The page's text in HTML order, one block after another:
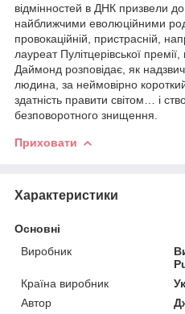
відмінностей в ДНК призвели до
найближчими еволюційними
провокаційній, пристрасній,
лауреат Пулітцерівської
Даймонд розповідає, як
людина, за неймовірно
здатність правити світом… і
безповоротного знищення.
Приховати
Характеристики
Основні
Виробник
Країна виробник
Автор